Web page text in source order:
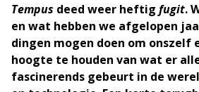
Tempus deed weer heftig fugit.
en wat hebben we afgelopen
dingen mogen doen om onszelf
hoogte te houden van wat er
fascinerends gebeurt in de